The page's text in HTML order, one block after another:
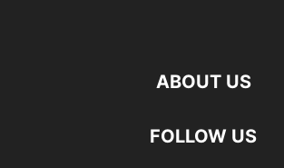
ABOUT US
FOLLOW US